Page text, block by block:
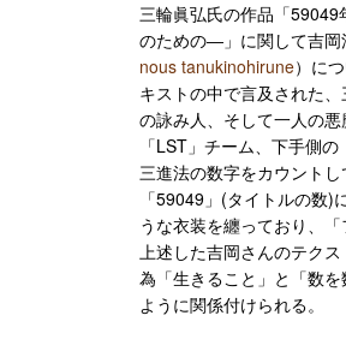
三輪眞弘氏の作品「
のための―」に関して吉岡
nous tanukinohirune）に
キストの中で言及された
の詠み人、そして一人の
「LST」チーム、下手側
三進法の数字をカウント
「59049」(タイトルの数
うな衣装を纏っており、
上述した吉岡さんのテク
為「生きること」と「数
ように関係付けられる。